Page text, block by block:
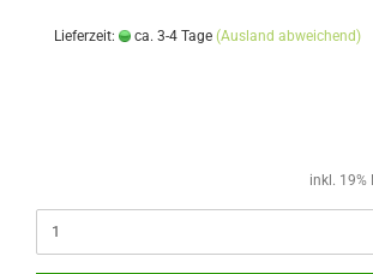
Lieferzeit: ca. 3-4 Tage (Ausland abweichend)
inkl. 19%